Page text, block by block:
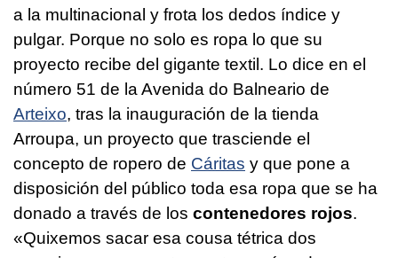
a la multinacional y frota los dedos índice y
pulgar. Porque no solo es ropa lo que su
proyecto recibe del gigante textil. Lo dice en el
número 51 de la Avenida do Balneario de
Arteixo, tras la inauguración de la tienda
Arroupa, un proyecto que trasciende el
concepto de ropero de Cáritas y que pone a
disposición del público toda esa ropa que se ha
donado a través de los contenedores rojos.
«Quixemos sacar esa cousa tétrica dos